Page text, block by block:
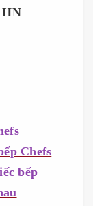
Chefs
bếp